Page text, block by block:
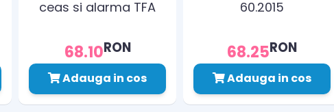
ceas si alarma TFA
68.10RON
Adauga in cos
60.2015
68.25RON
Adauga in cos